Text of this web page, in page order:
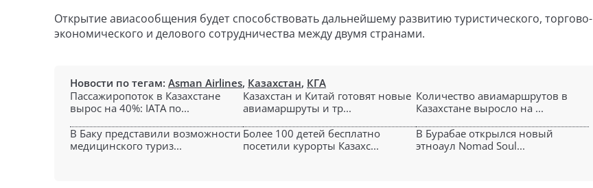
Открытие авиасообщения будет способствовать дальнейшему развитию туристического, торгово-
экономического и делового сотрудничества между двумя странами.
Новости по тегам: Asman Airlines, Казахстан, КГА
Пассажиропоток в Казахстане
вырос на 40%: IATA по...
Казахстан и Китай готовят новые
авиамаршруты и тр...
Количество авиамаршрутов в
Казахстане выросло на ...
В Баку представили возможности
медицинского туриз...
Более 100 детей бесплатно
посетили курорты Казахс...
В Бурабае открылся новый
этноаул Nomad Soul...